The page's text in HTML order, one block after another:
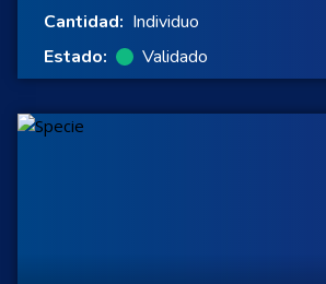
Cantidad: Individuo
Estado:
Validado